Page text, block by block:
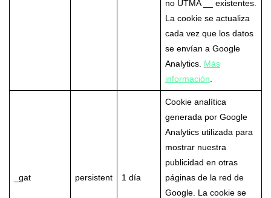
no UTMA __ existentes.
La cookie se actualiza
cada vez que los datos
se envían a Google
Analytics. Más
información.
_gat persistent 1 día
Cookie analítica
generada por Google
Analytics utilizada para
mostrar nuestra
publicidad en otras
páginas de la red de
Google. La cookie se